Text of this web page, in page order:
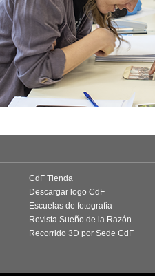
CdF Tienda
Descargar logo CdF
Escuelas de fotografía
Revista Sueño de la Razón
Recorrido 3D por Sede CdF